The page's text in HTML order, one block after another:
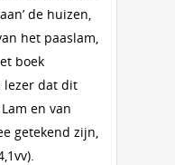
de huizen,
het paaslam,
boek
lezer dat dit
en van
getekend zijn,